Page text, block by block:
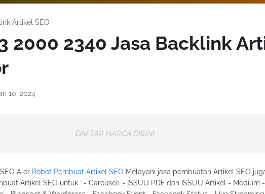
Artikel SEO
2000 2340 Jasa Backlink
10, 2024
DAFTAR HARGA DISINI
Alor Robot Pembuat Artikel SEO Melayani jasa pembuatan Artikel SEO
Artikel SEO untuk : - Carousell - ISSUU PDF dan ISSUU Artikel - Medium